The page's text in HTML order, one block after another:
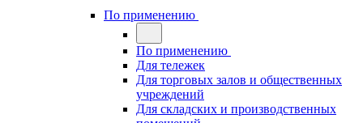
По применению
По применению
Для тележек
Для торговых залов и общественных
учреждений
Для складских и производственных